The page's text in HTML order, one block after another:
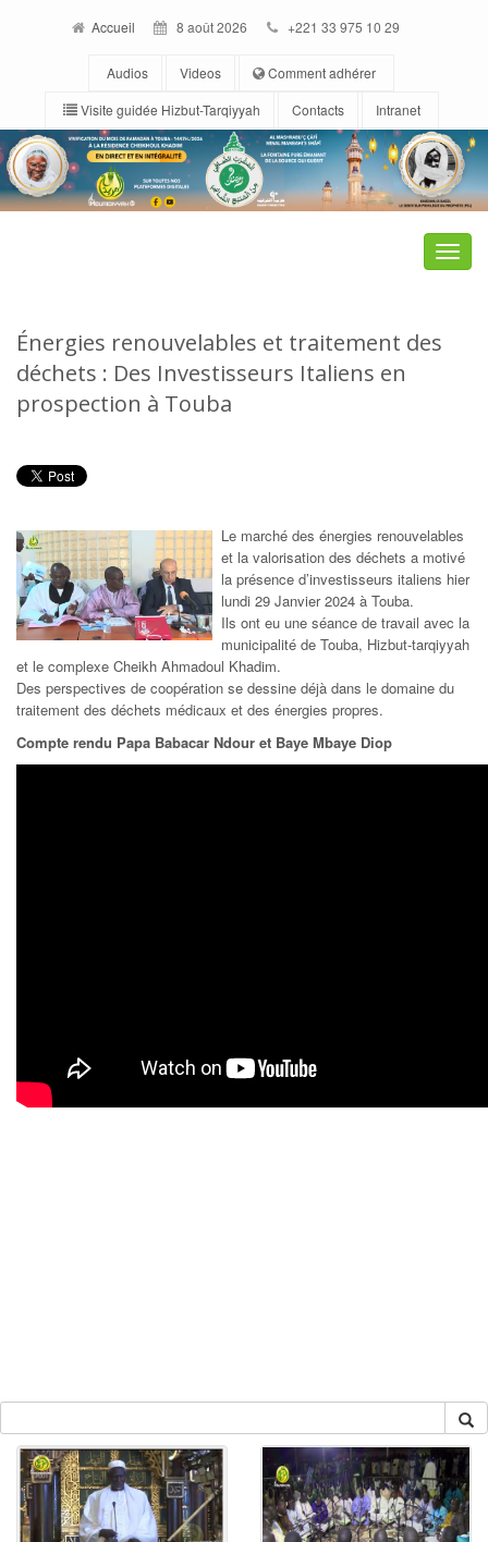
Accueil 8 août 2026 +221 33 975 10 29
Audios Videos
Comment adhérer
Visite guidée Hizbut-Tarqiyyah
Contacts Intranet
Toggle
Énergies renouvelables et traitement des
déchets : Des Investisseurs Italiens en
prospection à Touba
Le marché des énergies renouvelables
et la valorisation des déchets a motivé
la présence d’investisseurs italiens hier
lundi 29 Janvier 2024 à Touba.
Ils ont eu une séance de travail avec la
municipalité de Touba, Hizbut-tarqiyyah
et le complexe Cheikh Ahmadoul Khadim.
Des perspectives de coopération se dessine déjà dans le domaine du
traitement des déchets médicaux et des énergies propres.
Compte rendu Papa Babacar Ndour et Baye Mbaye Diop